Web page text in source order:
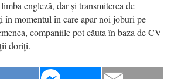
engleză, dar și transmiterea de
în momentul în care apar noi joburi pe
companiile pot căuta în baza de CV-
doriți.